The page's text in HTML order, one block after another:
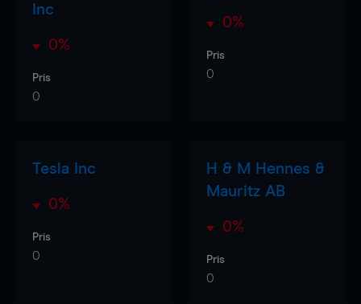
Inc
0%
Pris
0
0%
Pris
0
Tesla Inc
0%
Pris
0
H & M Hennes &
Mauritz AB
0%
Pris
0